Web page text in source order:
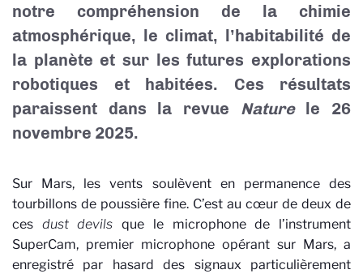
notre compréhension de la chimie
atmosphérique, le climat, l’habitabilité de
la planète et sur les futures explorations
robotiques et habitées. Ces résultats
paraissent dans la revue Naturele 26
novembre 2025.
Sur Mars, les vents soulèvent en permanence des
tourbillons de poussière fine. C’est au cœur de deux de
ces dust devilsque le microphone de l’instrument
SuperCam, premier microphone opérant sur Mars, a
enregistré par hasard des signaux particulièrement